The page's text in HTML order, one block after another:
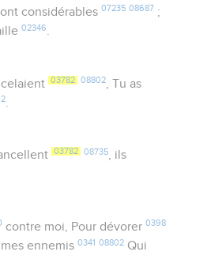
considérables07235 08687 ;
02346.
03782 08802, Tu as
.
03782 08735, ils
contre moi, Pour dévorer 0398
ennemis0341 08802 Qui